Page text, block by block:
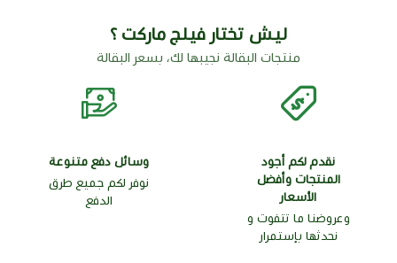
ليش تختار فيلج ماركت ؟
منتجات البقالة نجيبها لك، بسعر البقالة
نقدم لكم أجود
المنتجات وأفضل
الأسعار
وعروضنا ما تتفوت و
نحدثها بإستمرار
وسائل دفع متنوعة
نوفر لكم جميع طرق
الدفع